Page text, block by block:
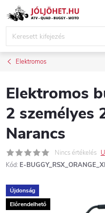
Ugrás
Elektromos
Elektromos
2 személyes
Narancs
Nincs értékelés
Kód: E-
Újdonság
Előrendelhető